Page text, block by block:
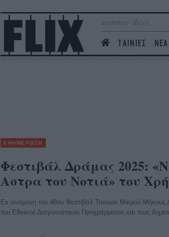
summer days
ΤΑΙΝΙΕΣ ΝΕΑ
ΕΝΗΜΕΡΩΣΗ
Φεστιβάλ Δράμας 2025:
Αστρα του Νοτιά» του
Εν αναμονή του 48ου Φεστιβάλ Ταινιών Μικρού Μήκους
του Εθνικού Διαγωνιστικού Προγράμματος και τους